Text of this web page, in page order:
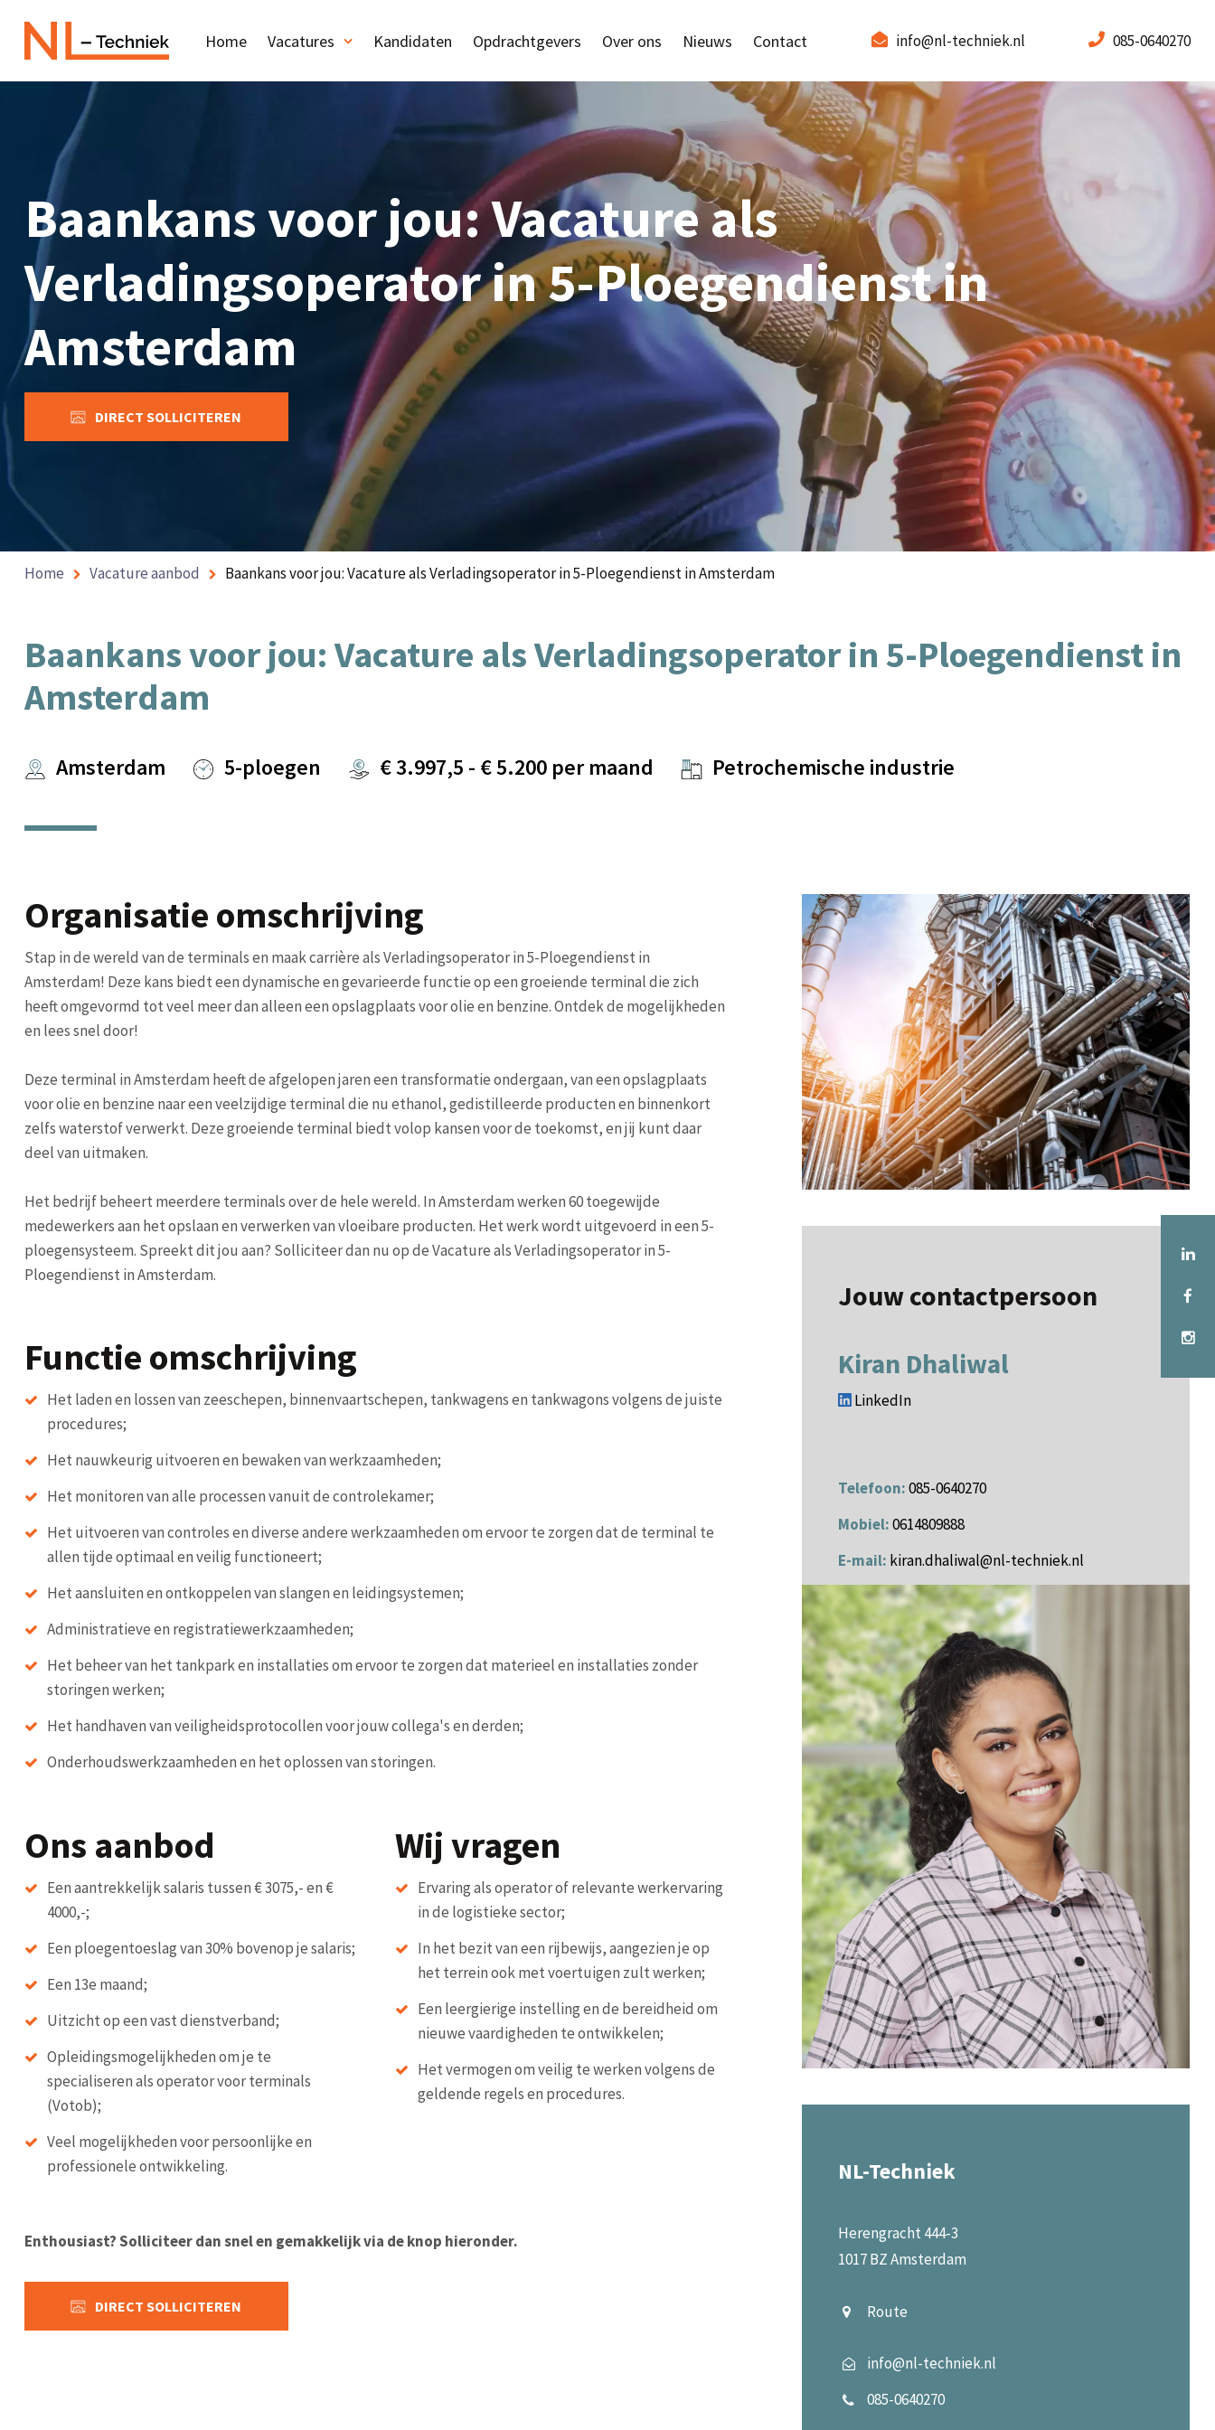
Home Vacatures Kandidaten Opdrachtgevers Over ons Nieuws Contact info@nl-techniek.nl 085-0640270
Baankans voor jou: Vacature als
Verladingsoperator in 5-Ploegendienst in
Amsterdam
DIRECT SOLLICITEREN
Home Vacature aanbod Baankans voor jou: Vacature als Verladingsoperator in 5-Ploegendienst in Amsterdam
Baankans voor jou: Vacature als Verladingsoperator in 5-Ploegendienst in
Amsterdam
Amsterdam 5-ploegen €3.997,5 - €5.200 per maand Petrochemische industrie
Organisatie omschrijving
Stap in de wereld van de terminals en maak carrière als Verladingsoperator in 5-Ploegendienst in
Amsterdam! Deze kans biedt een dynamische en gevarieerde functie op een groeiende terminal die zich
heeft omgevormd tot veel meer dan alleen een opslagplaats voor olie en benzine. Ontdek de mogelijkheden
en lees snel door!
Deze terminal in Amsterdam heeft de afgelopen jaren een transformatie ondergaan, van een opslagplaats
voor olie en benzine naar een veelzijdige terminal die nu ethanol, gedistilleerde producten en binnenkort
zelfs waterstof verwerkt. Deze groeiende terminal biedt volop kansen voor de toekomst, en jij kunt daar
deel van uitmaken.
Het bedrijf beheert meerdere terminals over de hele wereld. In Amsterdam werken 60 toegewijde
medewerkers aan het opslaan en verwerken van vloeibare producten. Het werk wordt uitgevoerd in een 5-
ploegensysteem. Spreekt dit jou aan? Solliciteer dan nu op de Vacature als Verladingsoperator in 5-
Ploegendienst in Amsterdam.
Functie omschrijving
Het laden en lossen van zeeschepen, binnenvaartschepen, tankwagens en tankwagons volgens de juiste
procedures;
Het nauwkeurig uitvoeren en bewaken van werkzaamheden;
Het monitoren van alle processen vanuit de controlekamer;
Het uitvoeren van controles en diverse andere werkzaamheden om ervoor te zorgen dat de terminal te
allen tijde optimaal en veilig functioneert;
Het aansluiten en ontkoppelen van slangen en leidingsystemen;
Administratieve en registratiewerkzaamheden;
Het beheer van het tankpark en installaties om ervoor te zorgen dat materieel en installaties zonder
storingen werken;
Het handhaven van veiligheidsprotocollen voor jouw collega's en derden;
Onderhoudswerkzaamheden en het oplossen van storingen.
Ons aanbod
Een aantrekkelijk salaris tussen € 3075,- en €
4000,-;
Een ploegentoeslag van 30% bovenop je salaris;
Een 13e maand;
Uitzicht op een vast dienstverband;
Opleidingsmogelijkheden om je te
specialiseren als operator voor terminals
(Votob);
Veel mogelijkheden voor persoonlijke en
professionele ontwikkeling.
Wij vragen
Ervaring als operator of relevante werkervaring
in de logistieke sector;
In het bezit van een rijbewijs, aangezien je op
het terrein ook met voertuigen zult werken;
Een leergierige instelling en de bereidheid om
nieuwe vaardigheden te ontwikkelen;
Het vermogen om veilig te werken volgens de
geldende regels en procedures.
Enthousiast? Solliciteer dan snel en gemakkelijk via de knop hieronder.
DIRECT SOLLICITEREN
Jouw contactpersoon
Kiran Dhaliwal
LinkedIn
Telefoon:085-0640270
Mobiel:0614809888
E-mail: kiran.dhaliwal@nl-techniek.nl
NL-Techniek
Herengracht 444-3
1017 BZ Amsterdam
Route
info@nl-techniek.nl
085-0640270